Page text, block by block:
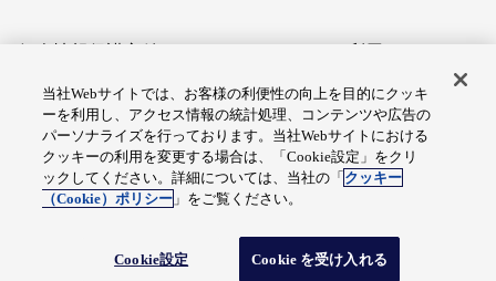
アクセシビリティへの対応
Cookie設定
総合サイトマップ
© Fuji Electric Co., Ltd.
当社Webサイトでは、お客様の利便性の向上を目的にクッキ
ーを利用し、アクセス情報の統計処理、コンテンツや広告の
パーソナライズを行っております。当社Webサイトにおける
クッキーの利用を変更する場合は、「Cookie設定」をクリ
ックしてください。詳細については、当社の「 クッキー
（Cookie）ポリシー 」をご覧ください。
Cookie設定 Cookie を受け入れる